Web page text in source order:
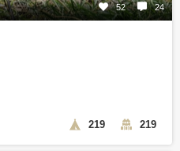
52 24
219 219